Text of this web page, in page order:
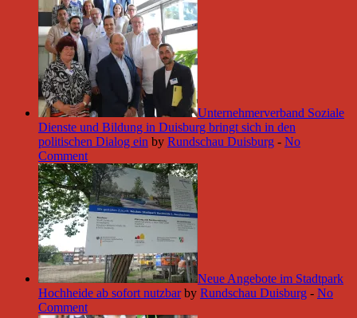
Unternehmerverband Soziale
Dienste und Bildung in Duisburg bringt sich in den
politischen Dialog ein by Rundschau Duisburg - No
Comment
Neue Angebote im Stadtpark
Hochheide ab sofort nutzbar by Rundschau Duisburg - No
Comment